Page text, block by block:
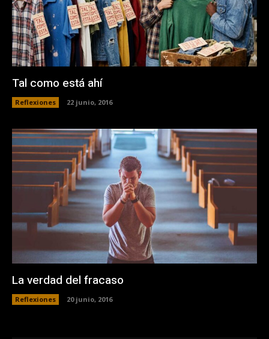
Tal como está ahí
Reflexiones 22 junio, 2016
La verdad del fracaso
Reflexiones 20 junio, 2016